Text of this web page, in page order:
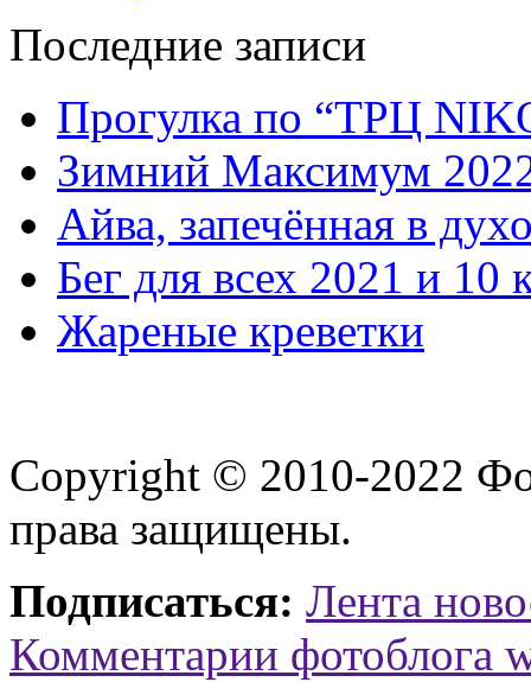
Последние записи
Прогулка по “ТРЦ
Зимний Максимум
Айва, запечённая в
Бег для всех 2021 и 10
Жареные креветки
Copyright © 2010-2022
права защищены.
Подписаться: Лента
Комментарии фотоблога